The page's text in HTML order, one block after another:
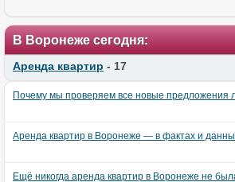
В Воронеже сегодня:
Аренда квартир - 17
Почему мы проверяем все новые предложения
Аренда квартир в Воронеже — в фактах и
Ещё никогда аренда квартир в Воронеже не